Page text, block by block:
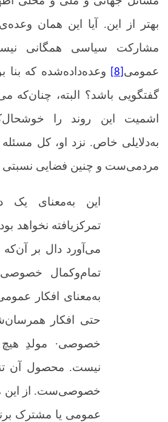
بهتر از این. آیا این همان
مشارکت سیاسی همگانی
عمومی
وعده‌داده‌شده که
گفتگویی باشد؟ البته، چنان‌که
اشمیت این روند را
به‌دلایلی خاص. نزد او، کل
مردمی‌ست و چنین فضایی نسبتی
این به‌معنای یک
تمرکزیافته نخواهد
می‌آورد دال بر
تمام‌وکمال
به‌معنای افکار
حتی افکار
خصوصی· مولدِ هیچ
نیست. محصول آن
خصوصی‌ست. از این
عمومی یا مشترک